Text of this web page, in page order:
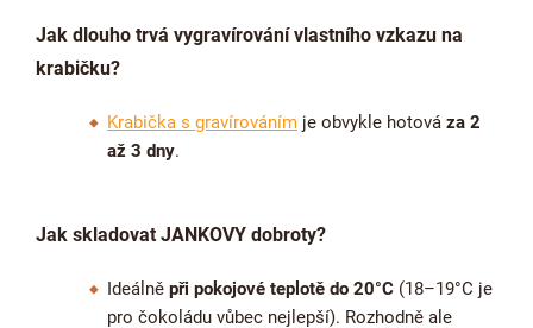
Jak dlouho trvá vygravírování vlastního vzkazu na
krabičku?
Krabička s gravírováním je obvykle hotová za 2
až 3 dny.
Jak skladovat JANKOVY dobroty?
Ideálně při pokojové teplotě do 20°C (18–19°C je
pro čokoládu vůbec nejlepší). Rozhodně ale